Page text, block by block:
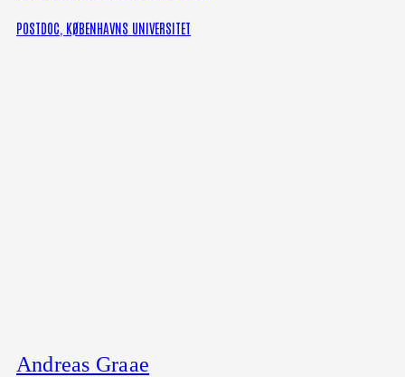
POSTDOC, KØBENHAVNS UNIVERSITET
Andreas Graae